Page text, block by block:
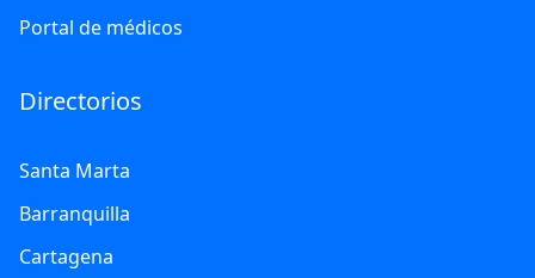
Portal de médicos
Directorios
Santa Marta
Barranquilla
Cartagena